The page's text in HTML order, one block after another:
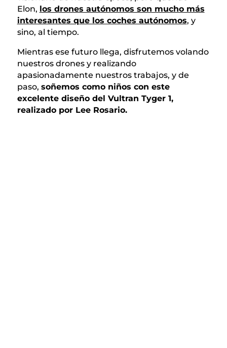
Elon, los drones autónomos son mucho más
interesantes que los coches autónomos, y
sino, al tiempo.
Mientras ese futuro llega, disfrutemos volando
nuestros drones y realizando
apasionadamente nuestros trabajos, y de
paso, soñemos como niños con este
excelente diseño del Vultran Tyger 1,
realizado por Lee Rosario.